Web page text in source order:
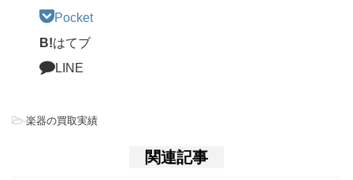
Pocket
B!はてブ
LINE
-楽器の買取実績
関連記事